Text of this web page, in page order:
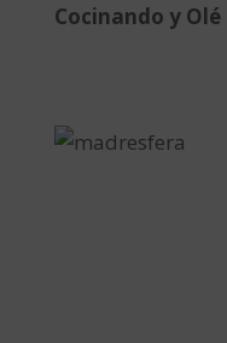
Cocinando y Olé